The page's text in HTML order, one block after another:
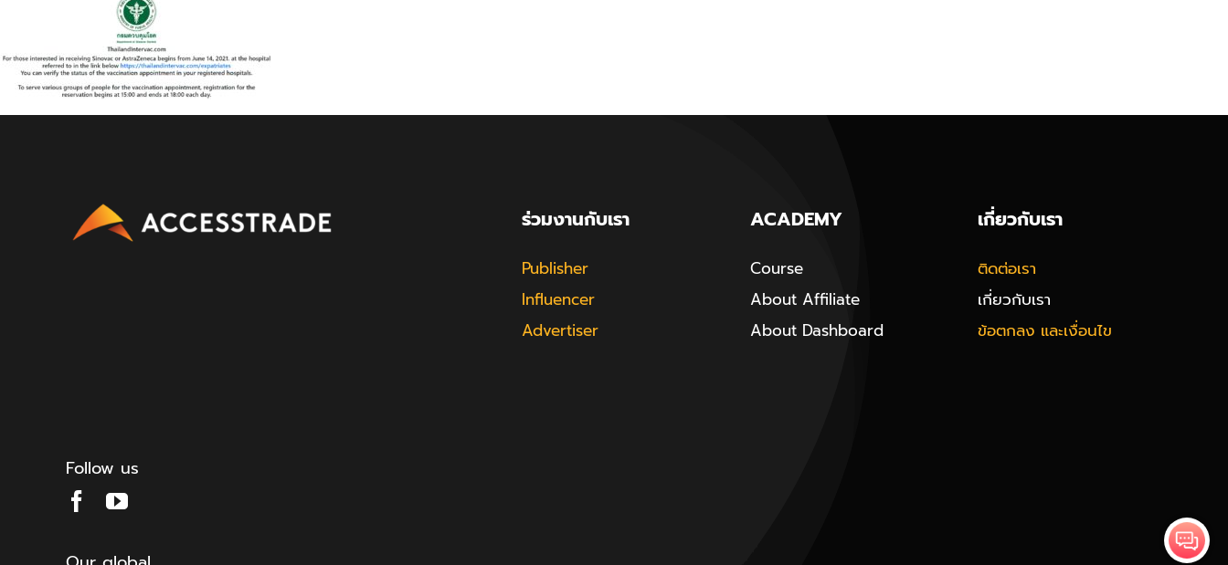
Follow us
ร่วมงานกับเรา
Publisher
Influencer
Advertiser
ACADEMY
Course
About Affiliate
About Dashboard
เกี่ยวกับเรา
ติดต่อเรา
เกี่ยวกับเรา
ข้อตกลง และเงื่อนไข